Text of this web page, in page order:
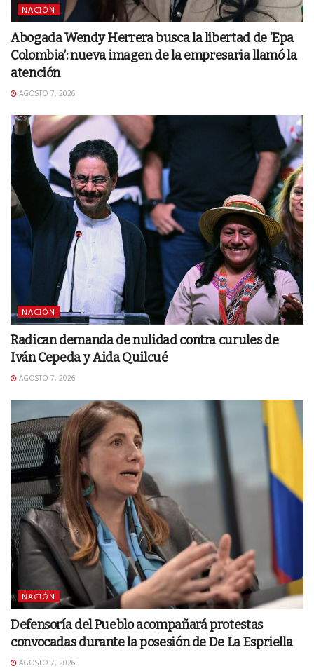
NACIÓN
Abogada Wendy Herrera busca la libertad de ‘Epa
Colombia’: nueva imagen de la empresaria llamó la
atención
AGOSTO 7, 2026
NACIÓN
Radican demanda de nulidad contra curules de
Iván Cepeda y Aida Quilcué
AGOSTO 7, 2026
NACIÓN
Defensoría del Pueblo acompañará protestas
convocadas durante la posesión de De La Espriella
AGOSTO 7, 2026